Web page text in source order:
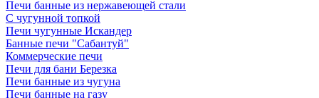
Печи банные из нержавеющей стали
С чугунной топкой
Печи чугунные Искандер
Банные печи "Сабантуй"
Коммерческие печи
Печи для бани Березка
Печи банные из чугуна
Печи банные на газу